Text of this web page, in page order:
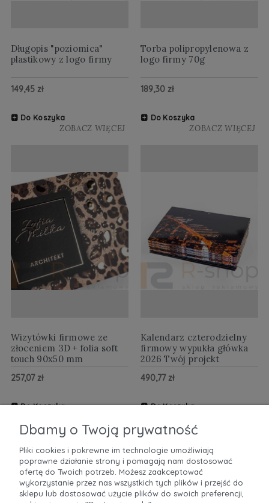
Długopis "poziomica"
plastikowy z logo firmy
149,45 zł
Do Koszyka
ZOBACZ WIĘCEJ
Torba polipropylenowa z
logo firmy 70g
189,30 zł
Do Koszyka
ZOBACZ WIĘCEJ
Wizytówki firmowe ze
złoceniem 3D + folia soft
touch 90x50 mm
257,07 zł
Do Koszyka
Kalendarz czterodzielny
firmowy wypukła główka
2026 Twój projekt
490,77 zł
Do Koszyka
POMOC
MOJE KONTO
Dbamy o Twoją prywatność
Pliki cookies i pokrewne im technologie umożliwiają
poprawne działanie strony i pomagają nam dostosować
ofertę do Twoich potrzeb. Możesz zaakceptować
wykorzystanie przez nas wszystkich tych plików i przejść do
sklepu lub dostosować użycie plików do swoich preferencji,